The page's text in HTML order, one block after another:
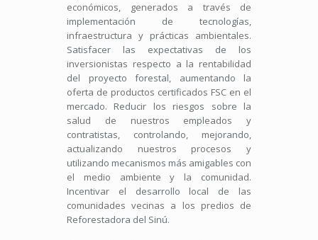
económicos, generados a través de
implementación de tecnologías,
infraestructura y prácticas ambientales.
Satisfacer las expectativas de los
inversionistas respecto a la rentabilidad
del proyecto forestal, aumentando la
oferta de productos certificados FSC en el
mercado. Reducir los riesgos sobre la
salud de nuestros empleados y
contratistas, controlando, mejorando,
actualizando nuestros procesos y
utilizando mecanismos más amigables con
el medio ambiente y la comunidad.
Incentivar el desarrollo local de las
comunidades vecinas a los predios de
Reforestadora del Sinú.